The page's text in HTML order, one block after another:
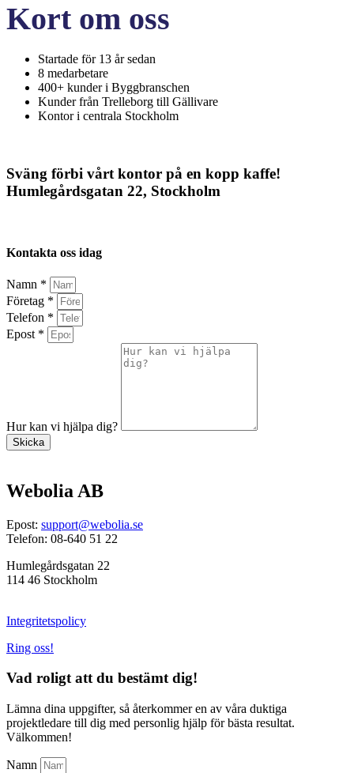
Kort om oss
Startade för 13 år sedan
8 medarbetare
400+ kunder i Byggbranschen
Kunder från Trelleborg till Gällivare
Kontor i centrala Stockholm
Sväng förbi vårt kontor på en kopp kaffe!
Humlegårdsgatan 22, Stockholm
Kontakta oss idag
Namn *
Företag *
Telefon *
Epost *
Hur kan vi hjälpa dig?
Skicka
Webolia AB
Epost: support@webolia.se
Telefon: 08-640 51 22
Humlegårdsgatan 22
114 46 Stockholm
Integritetspolicy
Ring oss!
Vad roligt att du bestämt dig!
Lämna dina uppgifter, så återkommer en av våra duktiga
projektledare till dig med personlig hjälp för bästa resultat.
Välkommen!
Namn